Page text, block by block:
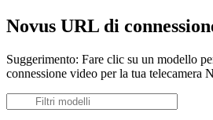
Novus URL di
Suggerimento: Fare clic su un modello
connessione video per la tua telecamera